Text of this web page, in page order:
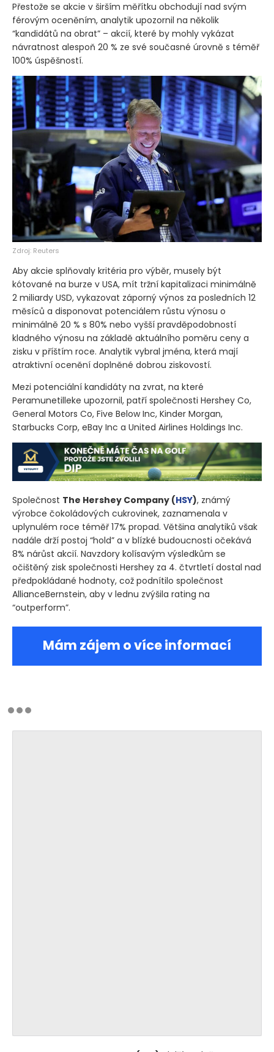
Přestože se akcie v širším měřítku obchodují nad svým
férovým oceněním, analytik upozornil na několik
“kandidátů na obrat” – akcií, které by mohly vykázat
návratnost alespoň 20 % ze své současné úrovně s téměř
100% úspěšností.
Zdroj: Reuters
Aby akcie splňovaly kritéria pro výběr, musely být
kótované na burze v USA, mít tržní kapitalizaci minimálně
2 miliardy USD, vykazovat záporný výnos za posledních 12
měsíců a disponovat potenciálem růstu výnosu o
minimálně 20 % s 80% nebo vyšší pravděpodobností
kladného výnosu na základě aktuálního poměru ceny a
zisku v příštím roce. Analytik vybral jména, která mají
atraktivní ocenění doplněné dobrou ziskovostí.
Mezi potenciální kandidáty na zvrat, na které
Peramunetilleke upozornil, patří společnosti Hershey Co,
General Motors Co, Five Below Inc, Kinder Morgan,
Starbucks Corp, eBay Inc a United Airlines Holdings Inc.
Společnost The Hershey Company (HSY), známý
výrobce čokoládových cukrovinek, zaznamenala v
uplynulém roce téměř 17% propad. Většina analytiků však
nadále drží postoj “hold” a v blízké budoucnosti očekává
8% nárůst akcií. Navzdory kolísavým výsledkům se
očištěný zisk společnosti Hershey za 4. čtvrtletí dostal nad
předpokládané hodnoty, což podnítilo společnost
AllianceBernstein, aby v lednu zvýšila rating na
“outperform”.
Mám zájem o více informací